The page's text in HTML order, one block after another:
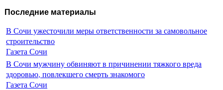
Последние материалы
В Сочи ужесточили меры ответственности за самовольное
строительство
Газета Сочи
В Сочи мужчину обвиняют в причинении тяжкого вреда
здоровью, повлекшего смерть знакомого
Газета Сочи